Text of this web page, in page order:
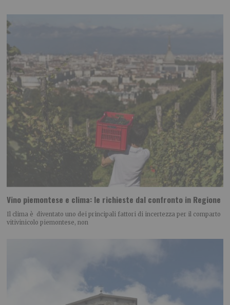
Vino piemontese e clima: le richieste dal confronto in Regione
Il clima è diventato uno dei principali fattori di incertezza per il comparto
vitivinicolo piemontese, non